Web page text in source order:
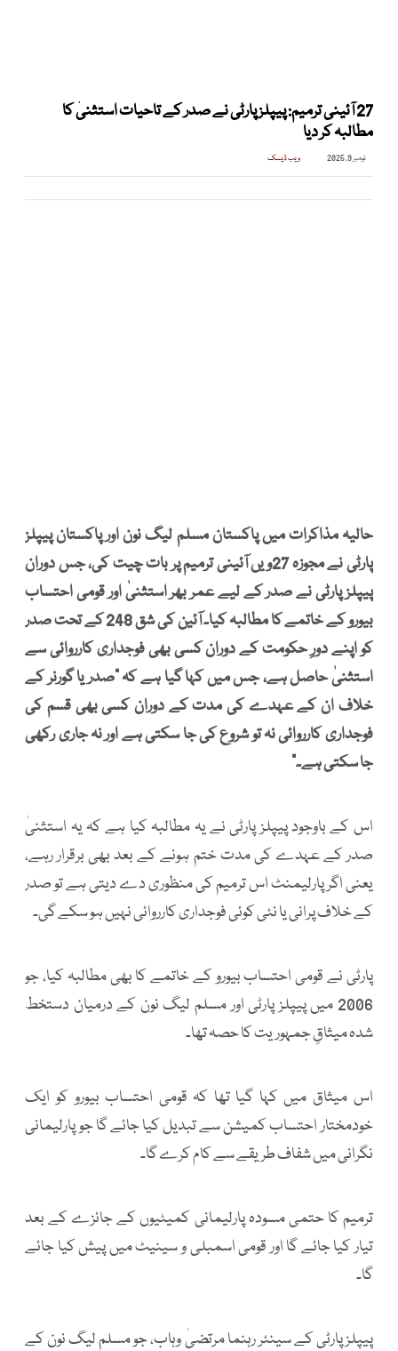
27 آئینی ترمیم: پیپلز پارٹی نے صدر کے تاحیات استثنیٰ کا
مطالبہ کر دیا
نومبر 9, 2025 ویب ڈیسک
حالیہ مذاکرات میں پاکستان مسلم لیگ نون اور پاکستان پیپلز
پارٹی نے مجوزہ 27ویں آئینی ترمیم پر بات چیت کی، جس دوران
پیپلز پارٹی نے صدر کے لیے عمر بھر استثنیٰ اور قومی احتساب
بیورو کے خاتمے کا مطالبہ کیا۔ آئین کی شق 248 کے تحت صدر
کو اپنے دورِ حکومت کے دوران کسی بھی فوجداری کارروائی سے
استثنیٰ حاصل ہے، جس میں کہا گیا ہے کہ "صدر یا گورنر کے
خلاف ان کے عہدے کی مدت کے دوران کسی بھی قسم کی
فوجداری کارروائی نہ تو شروع کی جا سکتی ہے اور نہ جاری رکھی
جا سکتی ہے۔"
اس کے باوجود پیپلز پارٹی نے یہ مطالبہ کیا ہے کہ یہ استثنیٰ
صدر کے عہدے کی مدت ختم ہونے کے بعد بھی برقرار رہے،
یعنی اگر پارلیمنٹ اس ترمیم کی منظوری دے دیتی ہے تو صدر
کے خلاف پرانی یا نئی کوئی فوجداری کارروائی نہیں ہو سکے گی۔
پارٹی نے قومی احتساب بیورو کے خاتمے کا بھی مطالبہ کیا، جو
2006 میں پیپلز پارٹی اور مسلم لیگ نون کے درمیان دستخط
شدہ میثاقِ جمہوریت کا حصہ تھا۔
اس میثاق میں کہا گیا تھا کہ قومی احتساب بیورو کو ایک
خودمختار احتساب کمیشن سے تبدیل کیا جائے گا جو پارلیمانی
نگرانی میں شفاف طریقے سے کام کرے گا۔
ترمیم کا حتمی مسودہ پارلیمانی کمیٹیوں کے جائزے کے بعد
تیار کیا جائے گا اور قومی اسمبلی و سینیٹ میں پیش کیا جائے
گا۔
پیپلز پارٹی کے سینئر رہنما مرتضیٰ وہاب، جو مسلم لیگ نون کے